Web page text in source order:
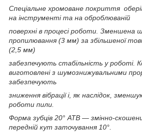
Спеціальне хромоване покриття
на інструменті та на оброблюваній
поверхні в процесі роботи. Зменшена
пропилювання (3 мм) за збільшеної
(2,5 мм)
забезпечують стабільність у роботі.
виготовлені з шумознижувальними
забезпечують
зниження вібрації і, як наслідок,
роботи пили.
Форма зубців 20° ATB — змінно-
передній кут заточування 10°.